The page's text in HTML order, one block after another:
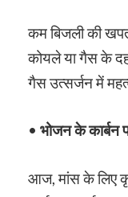
कम बिजली की
कोयले या गैस के
गैस उत्सर्जन में
• भोजन के कार्बन
आज, मांस के लिए